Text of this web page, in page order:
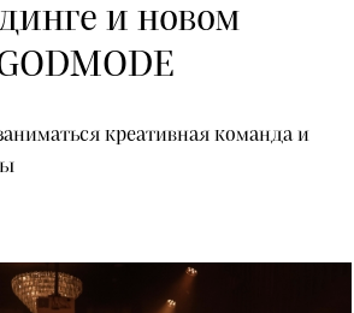
и новом
креативная команда и